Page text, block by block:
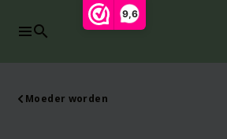
9,6
search
Moeder worden